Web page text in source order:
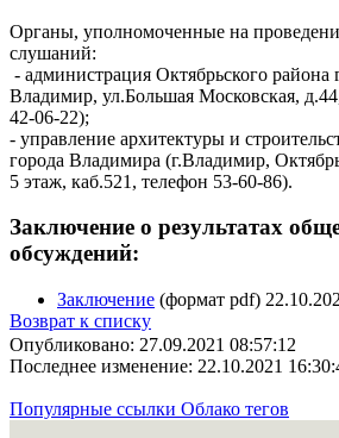
Органы, уполномоченные на
слушаний:
- администрация Октябрьского района
Владимир, ул.Большая Московская,
42-06-22);
- управление архитектуры и
города Владимира (г.Владимир,
5 этаж, каб.521, телефон 53-60-86).
Заключение о результатах
обсуждений:
Заключение (формат pdf)
Возврат к списку
Опубликовано: 27.09.2021 08:57:12
Последнее изменение: 22.10.2021
Популярные ссылки Облако тегов